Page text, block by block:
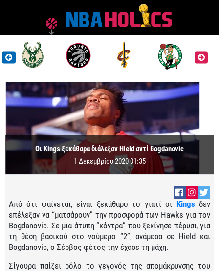
Οι Kings ξεκάθαρα διάλεξαν Hield αντί Bogdanovic
1 Δεκεμβρίου 2020 01:35
Από ότι φαίνεται, είναι ξεκάθαρο το γιατί οι Kings δεν
επέλεξαν να “ματσάρουν” την προσφορά των Hawks για τον
Bogdanovic. Σε μια άτυπη “κόντρα” που ξεκίνησε πέρυσι, για
τη θέση βασικού στο νούμερο “2”, ανάμεσα σε Hield και
Bogdanovic, o Σέρβος φέτος την έχασε τη μάχη.
Σίγουρα παίζει ρόλο το γεγονός της απομάκρυνσης του